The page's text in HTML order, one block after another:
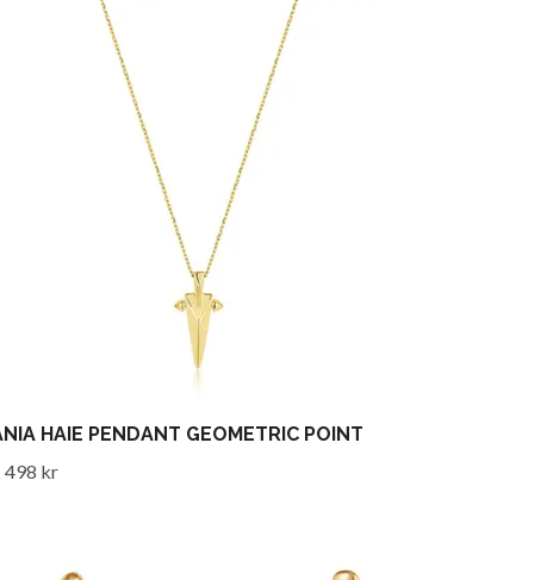
HAIE PENDANT GEOMETRIC POINT
498 kr